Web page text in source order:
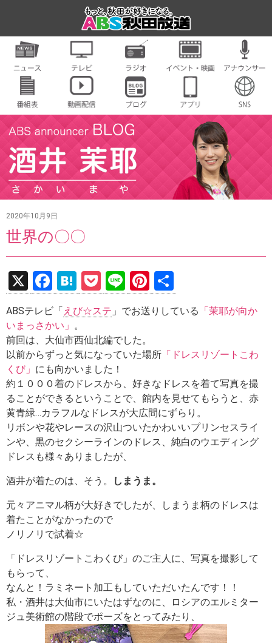
2020年10月9日
世界の〇〇
X
F
a
ce
b
o
o
k
H
at
e
n
a
P
o
ck
et
Li
n
e
Pi
nt
er
t
有
ABSテレビ「 えび☆ステ 」でお送りしている 「茉耶が向か
いまっさかい」 。
前回は、大仙市西仙北編でした。
以前からずっと気になっていた場所 「ドレスリゾートこわ
くび」 にも向かいました！
約１０００着のドレスから、好きなドレスを着て写真を撮
ることができるということで、館内を見せてもらうと、赤
黄青緑…カラフルなドレスが大広間にずらり。
リボンや花やレースの沢山ついたかわいいプリンセスライ
ンや、黒のセクシーラインのドレス、純白のウエディング
ドレスも様々ありましたが、
酒井が着たのは、そう。 しまうま。
元々アニマル柄が大好きでしたが、しまうま柄のドレスは
着たことがなかったので
ノリノリで試着☆
「ドレスリゾートこわくび」のご主人に、写真を撮影して
もらって、
なんと！ラミネート加工もしていただいたんです！！
私・酒井は大仙市にいたはずなのに、ロシアのエルミター
ジュ美術館の階段でポーズをとってみたり、